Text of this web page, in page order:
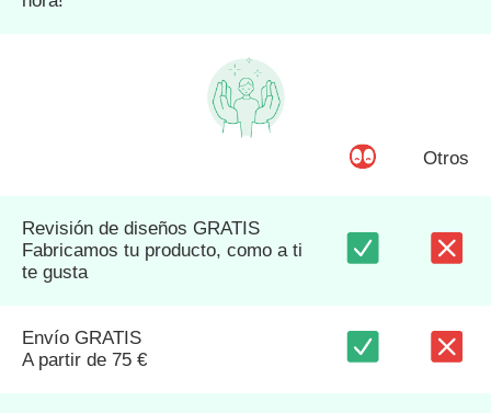
Otros
Revisión de diseños GRATIS
Fabricamos tu producto, como a ti
te gusta
Envío GRATIS
A partir de 75 €